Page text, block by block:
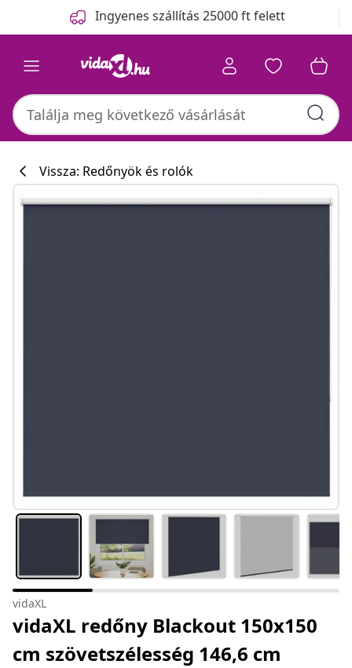
Ingyenes szállítás 25000 ft felett
Vissza: Redőnyök és rolók
vidaXL
vidaXL redőny Blackout 150x150
cm szövetszélesség 146,6 cm